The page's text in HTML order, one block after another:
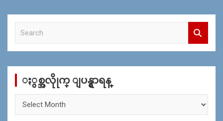
c
ႏွစ္အလိုုက္ ျပန္ရွာရန္